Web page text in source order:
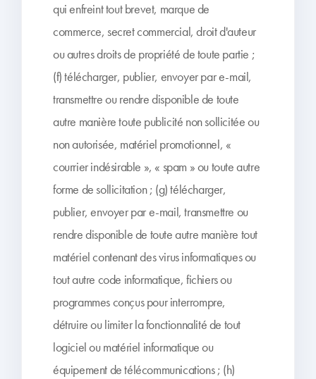
qui enfreint tout brevet, marque de
commerce, secret commercial, droit d'auteur
ou autres droits de propriété de toute partie ;
(f) télécharger, publier, envoyer par e-mail,
transmettre ou rendre disponible de toute
autre manière toute publicité non sollicitée ou
non autorisée, matériel promotionnel, «
courrier indésirable », « spam » ou toute autre
forme de sollicitation ; (g) télécharger,
publier, envoyer par e-mail, transmettre ou
rendre disponible de toute autre manière tout
matériel contenant des virus informatiques ou
tout autre code informatique, fichiers ou
programmes conçus pour interrompre,
détruire ou limiter la fonctionnalité de tout
logiciel ou matériel informatique ou
équipement de télécommunications ; (h)